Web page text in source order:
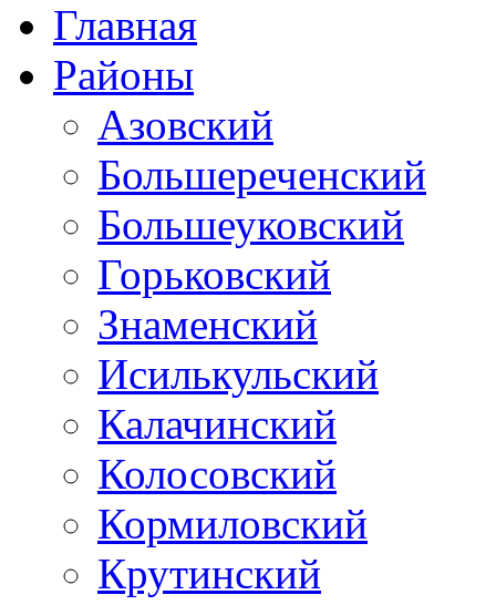
Главная
Районы
Азовский
Большереченский
Большеуковский
Горьковский
Знаменский
Исилькульский
Калачинский
Колосовский
Кормиловский
Крутинский